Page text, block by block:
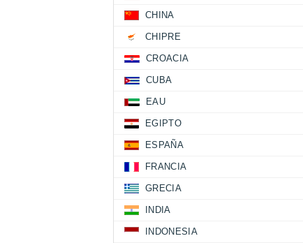
CHINA
CHIPRE
CROACIA
CUBA
EAU
EGIPTO
ESPAÑA
FRANCIA
GRECIA
INDIA
INDONESIA